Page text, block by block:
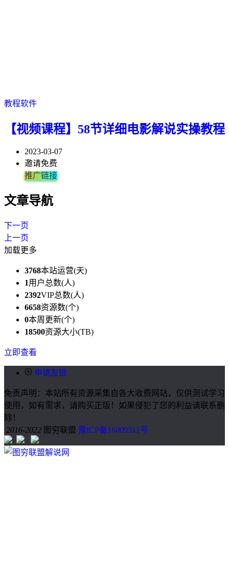
教程软件
【视频课程】58节详细电影解说实操教程
2023-03-07
邀请免费
推广链接
文章导航
下一页
上一页
加载更多
3768本站运营(天)
1用户总数(人)
2392VIP总数(人)
6658资源数(个)
0本周更新(个)
18500资源大小(TB)
立即查看
申请友链
免责声明：本站所有资源采集自各大收费网站，仅供测试学习
使用，如有需求，请购买正版！如果侵犯了您的利益请联系删
除！
2016-2022 图穷联盟 豫ICP备16009311号